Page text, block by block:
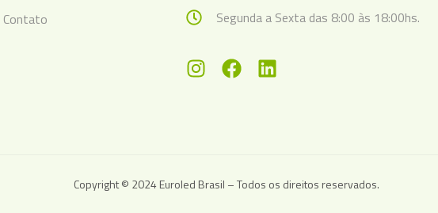
Contato
Segunda a Sexta das 8:00 às 18:00hs.
Copyright © 2024 Euroled Brasil – Todos os direitos reservados.